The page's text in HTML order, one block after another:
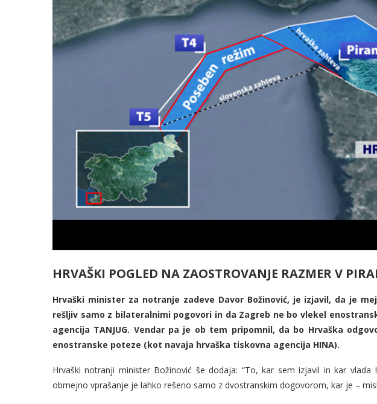
HRVAŠKI POGLED NA ZAOSTROVANJE RAZMER V
Hrvaški minister za notranje zadeve Davor Božinović, je izjavil, da je
rešljiv samo z bilateralnimi pogovori in da Zagreb ne bo vlekel
agencija TANJUG. Vendar pa je ob tem pripomnil, da bo Hrvaška
enostranske poteze (kot navaja hrvaška tiskovna agencija HINA).
Hrvaški notranji minister Božinović še dodaja: “To, kar sem izjavil in kar
obmejno vprašanje je lahko rešeno samo z dvostranskim dogovorom, kar je –